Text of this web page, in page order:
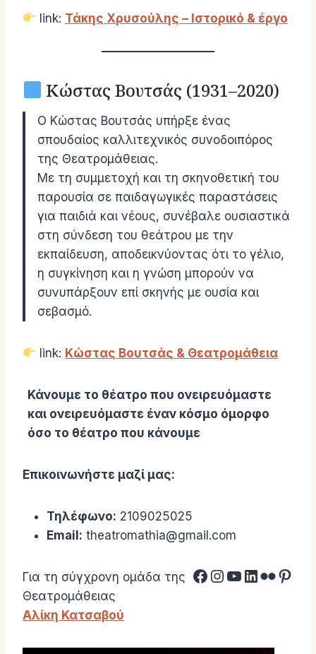
link: Τάκης Χρυσούλης – Ιστορικό & έργο
Κώστας Βουτσάς (1931–2020)
Ο Κώστας Βουτσάς υπήρξε ένας
σπουδαίος καλλιτεχνικός συνοδοιπόρος
της Θεατρομάθειας.
Με τη συμμετοχή και τη σκηνοθετική του
παρουσία σε παιδαγωγικές παραστάσεις
για παιδιά και νέους, συνέβαλε ουσιαστικά
στη σύνδεση του θεάτρου με την
εκπαίδευση, αποδεικνύοντας ότι το γέλιο,
η συγκίνηση και η γνώση μπορούν να
συνυπάρξουν επί σκηνής με ουσία και
σεβασμό.
link: Κώστας Βουτσάς & Θεατρομάθεια
Κάνουμε το θέατρο που ονειρευόμαστε
και ονειρευόμαστε έναν κόσμο όμορφο
όσο το θέατρο που κάνουμε
Επικοινωνήστε μαζί μας:
Τηλέφωνο: 2109025025
Email: theatromathia@gmail.com
facebook page link InstagramYouTube Linkedin Flickr Pinterest
Για τη σύγχρονη ομάδα της
Θεατρομάθειας
Αλίκη Κατσαβού